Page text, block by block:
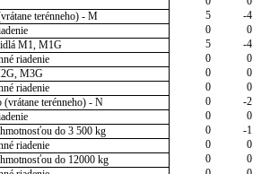
terénneho) - M
5
-4
0
0
M1, M1G
5
-4
riadenie
0
0
M3G
0
0
riadenie
0
0
terénneho) - N
0
-2
0
0
do 3 500 kg
0
-1
riadenie
0
0
do 12000 kg
0
0